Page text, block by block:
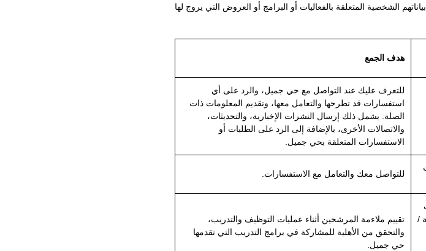
الشخصية المتعلقة بالفعاليات أو البرامج أو العروض التي يروج لها
هدف الجمع
للتعرف عليك عند التواصل مع حي جميل، والرد على أي
استفسارات قد تطرحها والتعامل معها، وتقديم المعلومات ذات
الصلة. يشمل ذلك إرسال النشرات الإخبارية، والتحديثات،
والاتصالات الأخرى، بالإضافة إلى الرد على الطلبات أو
الاستفسارات المتعلقة بحي جميل.
للتواصل معك والتعامل مع الاستفسارات.
/
تقييم ملاءمة المرشحين أثناء عمليات التوظيف والتدريب،
والتحقق من الأهلية للمشاركة في برامج التدريب التي تقدمها
حي جميل.